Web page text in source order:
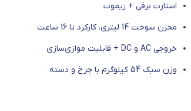
استارت برقی + ریموت
مخزن سوخت 14 لیتری، کارکرد تا 16 ساعت
خروجی AC و DC + قابلیت موازی‌سازی
وزن سبک 54 کیلوگرم با چرخ و دسته